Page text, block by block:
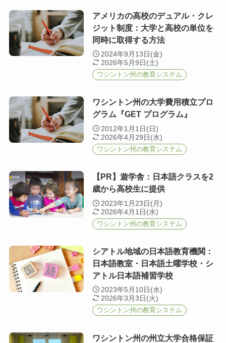
アメリカの高校のデュアル・クレ
ジット制度：大学と高校の単位を
同時に取得する方法
2024年9月13日(金)
2026年5月9日(土)
ワシントン州の教育システム
ワシントン州の大学費用積立プロ
グラム『GET プログラム』
2012年1月1日(日)
2026年4月29日(水)
ワシントン州の教育システム
【PR】遊学舎：日本語クラスを2
歳から高校生に提供
2023年1月23日(月)
2026年4月1日(水)
ワシントン州の教育システム
シアトル地域の日本語教育機関：
日本語教室・日本語土曜学校・シ
アトル日本語補習学校
2023年5月10日(水)
2026年3月3日(火)
ワシントン州の教育システム
ワシントン州の州立大学合格保証